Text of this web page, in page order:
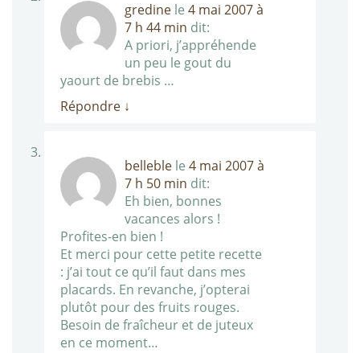
gredine le 4 mai 2007 à
7 h 44 min dit:
A priori, j’appréhende
un peu le gout du
yaourt de brebis …
Répondre ↓
belleble le 4 mai 2007 à
7 h 50 min dit:
Eh bien, bonnes
vacances alors !
Profites-en bien !
Et merci pour cette petite recette
: j’ai tout ce qu’il faut dans mes
placards. En revanche, j’opterai
plutôt pour des fruits rouges.
Besoin de fraîcheur et de juteux
en ce moment…